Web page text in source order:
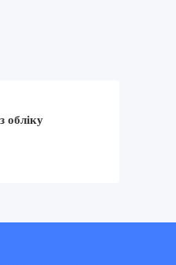
обліку